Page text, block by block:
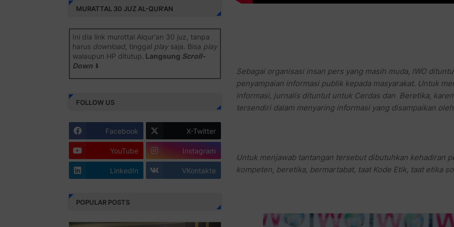
Sebagai organisasi insan pers yang masih muda, IWO
penyampaian informasi publik kepada masyarakat. Untuk
informasi, jurnalis dituntut untuk Cerdas dan Beretika,
tersendiri dalam menyaring informasi yang disampaikan
Untuk menjawab tantangan tersebut dibutuhkan kehadiran
kompeten, beretika, bermartabat, taat Kode Etik, taat etika
MURATTAL 30 JUZ AL-QUR'AN
Ini dia link murottal Alqur'an 30 juz, tanpa
harus download, tinggal playsaja. Bisa play
walaupun HP ditutup. Langsung Scroll-
Down⬇️
Juz 1 ⇨http://j.mp/2b8SiNO
Juz 2 ⇨http://j.mp/2b8RJmQ
Juz 3 ⇨http://j.mp/2bFSrtF
Juz 4 ⇨http://j.mp/2b8SXi3
Juz 5 ⇨http://j.mp/2b8RZm3
Juz 6 ⇨http://j.mp/28MBohs
Juz 7 ⇨http://j.mp/2bFRIZC
FOLLOW US
Facebook X-Twitter
YouTube Instagram
LinkedIn VKontakte
POPULAR POSTS